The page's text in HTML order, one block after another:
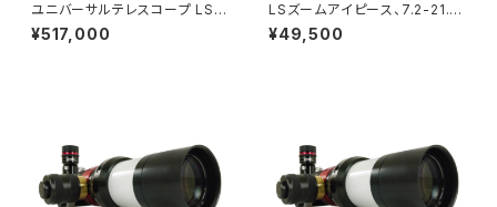
ユニバーサルテレスコープ LS6
0MT/B600
¥517,000
LSズームアイピース、7.2-21.5
mm
¥49,500